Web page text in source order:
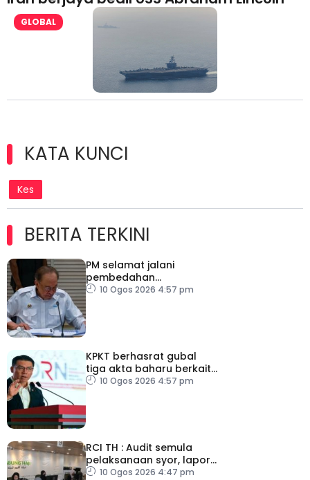
GLOBAL
KATA KUNCI
Kes
BERITA TERKINI
PM selamat jalani
pembedahan
laparoskopi rawat hernia
10 Ogos 2026 4:57 pm
KPKT berhasrat gubal
tiga akta baharu berkait
perumahan
10 Ogos 2026 4:57 pm
RCI TH : Audit semula
pelaksanaan syor, lapor
secara terus
10 Ogos 2026 4:47 pm